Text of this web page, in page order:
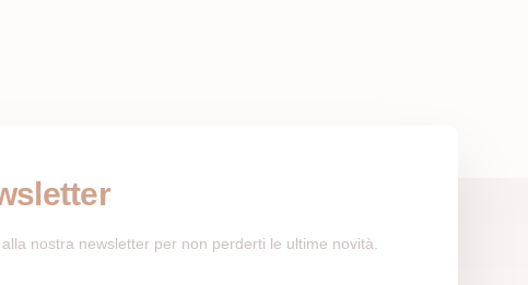
nostra newsletter per non perderti le ultime novità.